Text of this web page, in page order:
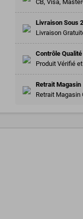
CB, Visa,
Livraison Sous
Livraison
Contrôle Qualité
Produit Vérifié
Retrait Magasin
Retrait Magasin